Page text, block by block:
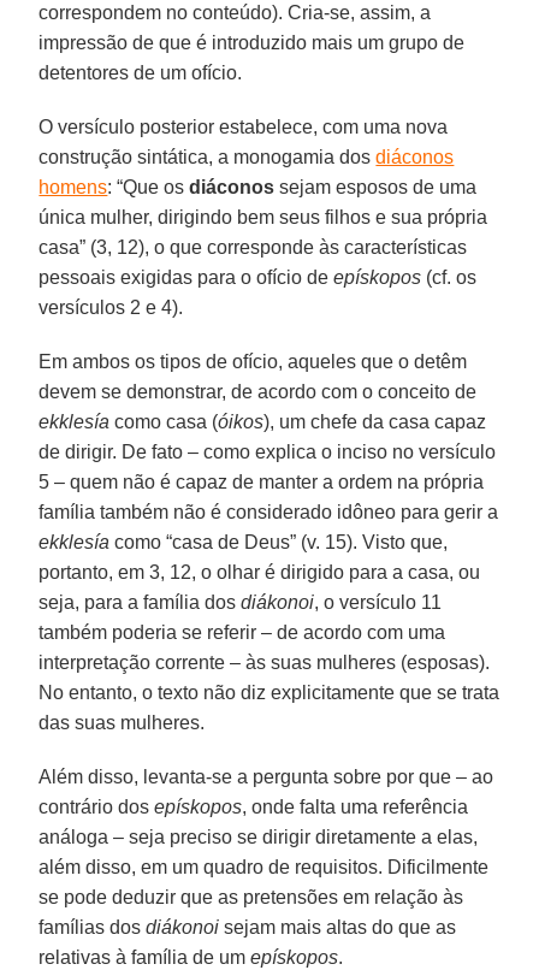
correspondem no conteúdo). Cria-se, assim, a
impressão de que é introduzido mais um grupo de
detentores de um ofício.
O versículo posterior estabelece, com uma nova
construção sintática, a monogamia dosdiáconos
homens: “Que osdiáconos sejam esposos de uma
única mulher, dirigindo bem seus filhos e sua própria
casa” (3, 12), o que corresponde às características
pessoais exigidas para o ofício deepískopos (cf. os
versículos 2 e 4).
Em ambos os tipos de ofício, aqueles que o detêm
devem se demonstrar, de acordo com o conceito de
ekklesía como casa (óikos), um chefe da casa capaz
de dirigir. De fato – como explica o inciso no versículo
5 – quem não é capaz de manter a ordem na própria
família também não é considerado idôneo para gerir a
ekklesía como “casa de Deus” (v. 15). Visto que,
portanto, em 3, 12, o olhar é dirigido para a casa, ou
seja, para a família dosdiákonoi, o versículo 11
também poderia se referir – de acordo com uma
interpretação corrente – às suas mulheres (esposas).
No entanto, o texto não diz explicitamente que se trata
das suas mulheres.
Além disso, levanta-se a pergunta sobre por que – ao
contrário dosepískopos, onde falta uma referência
análoga – seja preciso se dirigir diretamente a elas,
além disso, em um quadro de requisitos. Dificilmente
se pode deduzir que as pretensões em relação às
famílias dosdiákonoi sejam mais altas do que as
relativas à família de umepískopos.